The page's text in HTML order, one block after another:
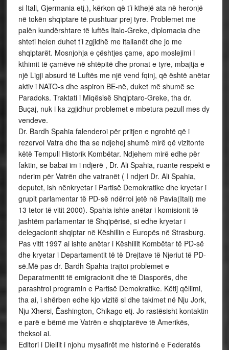
si Itali, Gjermania etj.), kërkon që t’i kthejë ata në heronjë
në tokën shqiptare të pushtuar prej tyre. Problemet me
palën kundërshtare të luftës Italo-Greke, diplomacia dhe
shteti helen duhet t’i zgjidhë me italianët dhe jo me
shqiptarët. Mosnjohja e çështjes çame, apo moslejimi i
kthimit të çamëve në shtëpitë dhe pronat e tyre, mbajtja e
një Ligji absurd të Luftës me një vend fqinj, që është anëtar
aktiv i NATO-s dhe aspiron BE-në, duket më shumë se
Paradoks. Traktati i Miqësisë Shqiptaro-Greke, tha dr.
Buçaj, nuk i ka zgjidhur problemet e mbetura pezull mes dy
vendeve.
Dr. Bardh Spahia falenderoi për pritjen e ngrohtë që i
rezervoi Vatra dhe tha se ndjehej shumë mirë që vizitonte
këtë Tempull Historik Kombëtar. Ndjehem mirë edhe për
faktin, se babai im i ndjerë , Dr. Ali Spahia, ruante respekt e
nderim për Vatrën dhe vatranët ( I ndjeri Dr. Ali Spahia,
deputet, ish nënkryetar i Partisë Demokratike dhe kryetar i
grupit parlamentar të PD-së ndërroi jetë në Pavia(Itali) me
13 tetor të vitit 2000). Spahia ishte anëtar i komisionit të
jashtëm parlamentar të Shqipërisë, si edhe kryetar i
delegacionit shqiptar në Këshillin e Europës në Strasburg.
Pas vitit 1997 ai ishte anëtar i Këshillit Kombëtar të PD-së
dhe kryetar i Departamentit të të Drejtave të Njeriut të PD-
së.Më pas dr. Bardh Spahia trajtoi problemet e
Deparatmentit të emigracionit dhe të Diasporës, dhe
parashtroi programin e Partisë Demokratike. Këtij qëllimi,
tha ai, i shërben edhe kjo vizitë si dhe takimet në Nju Jork,
Nju Xhersi, Ëashington, Chikago etj. Jo rastësisht kontaktin
e parë e bëmë me Vatrën e shqiptarëve të Amerikës,
theksoi ai.
Editori i Diellit i njohu mysafirët me historinë e Federatës